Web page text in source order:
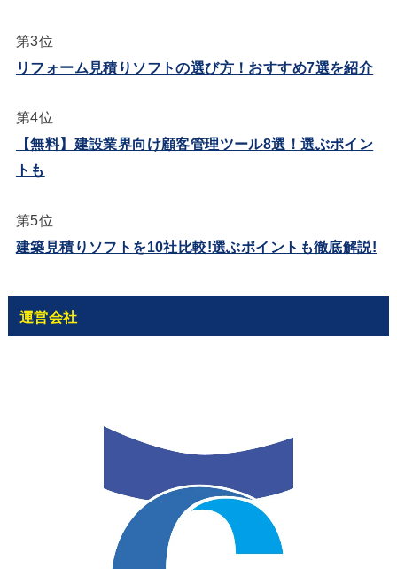
第3位
リフォーム見積りソフトの選び方！おすすめ7選を紹介
第4位
【無料】建設業界向け顧客管理ツール8選！選ぶポイン
トも
第5位
建築見積りソフトを10社比較!選ぶポイントも徹底解説!
運営会社